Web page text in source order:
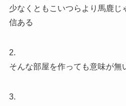
少なくともこいつらより馬鹿じ
信ある
2.
そんな部屋を作っても意味が無
3.